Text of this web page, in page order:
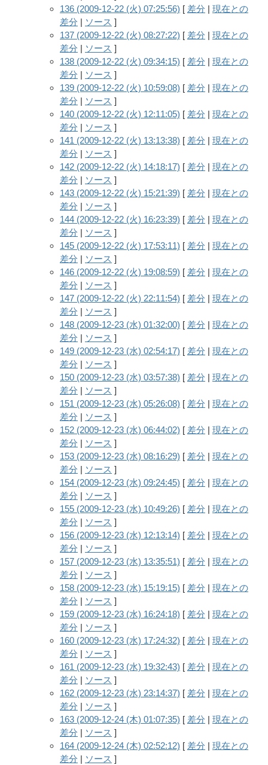
136 (2009-12-22 (火) 07:25:56) [ 差分 | 現在との
差分 | ソース ]
137 (2009-12-22 (火) 08:27:22) [ 差分 | 現在との
差分 | ソース ]
138 (2009-12-22 (火) 09:34:15) [ 差分 | 現在との
差分 | ソース ]
139 (2009-12-22 (火) 10:59:08) [ 差分 | 現在との
差分 | ソース ]
140 (2009-12-22 (火) 12:11:05) [ 差分 | 現在との
差分 | ソース ]
141 (2009-12-22 (火) 13:13:38) [ 差分 | 現在との
差分 | ソース ]
142 (2009-12-22 (火) 14:18:17) [ 差分 | 現在との
差分 | ソース ]
143 (2009-12-22 (火) 15:21:39) [ 差分 | 現在との
差分 | ソース ]
144 (2009-12-22 (火) 16:23:39) [ 差分 | 現在との
差分 | ソース ]
145 (2009-12-22 (火) 17:53:11) [ 差分 | 現在との
差分 | ソース ]
146 (2009-12-22 (火) 19:08:59) [ 差分 | 現在との
差分 | ソース ]
147 (2009-12-22 (火) 22:11:54) [ 差分 | 現在との
差分 | ソース ]
148 (2009-12-23 (水) 01:32:00) [ 差分 | 現在との
差分 | ソース ]
149 (2009-12-23 (水) 02:54:17) [ 差分 | 現在との
差分 | ソース ]
150 (2009-12-23 (水) 03:57:38) [ 差分 | 現在との
差分 | ソース ]
151 (2009-12-23 (水) 05:26:08) [ 差分 | 現在との
差分 | ソース ]
152 (2009-12-23 (水) 06:44:02) [ 差分 | 現在との
差分 | ソース ]
153 (2009-12-23 (水) 08:16:29) [ 差分 | 現在との
差分 | ソース ]
154 (2009-12-23 (水) 09:24:45) [ 差分 | 現在との
差分 | ソース ]
155 (2009-12-23 (水) 10:49:26) [ 差分 | 現在との
差分 | ソース ]
156 (2009-12-23 (水) 12:13:14) [ 差分 | 現在との
差分 | ソース ]
157 (2009-12-23 (水) 13:35:51) [ 差分 | 現在との
差分 | ソース ]
158 (2009-12-23 (水) 15:19:15) [ 差分 | 現在との
差分 | ソース ]
159 (2009-12-23 (水) 16:24:18) [ 差分 | 現在との
差分 | ソース ]
160 (2009-12-23 (水) 17:24:32) [ 差分 | 現在との
差分 | ソース ]
161 (2009-12-23 (水) 19:32:43) [ 差分 | 現在との
差分 | ソース ]
162 (2009-12-23 (水) 23:14:37) [ 差分 | 現在との
差分 | ソース ]
163 (2009-12-24 (木) 01:07:35) [ 差分 | 現在との
差分 | ソース ]
164 (2009-12-24 (木) 02:52:12) [ 差分 | 現在との
差分 | ソース ]